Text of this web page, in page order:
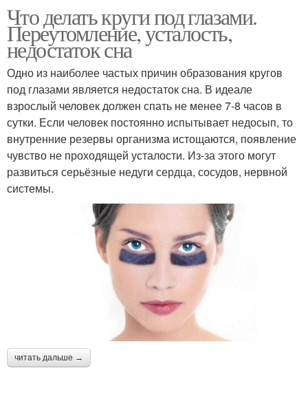
Что делать круги под глазами.
Переутомление, усталость,
недостаток сна
Одно из наиболее частых причин образования кругов
под глазами является недостаток сна. В идеале
взрослый человек должен спать не менее 7-8 часов в
сутки. Если человек постоянно испытывает недосып, то
внутренние резервы организма истощаются, появление
чувство не проходящей усталости. Из-за этого могут
развиться серьёзные недуги сердца, сосудов, нервной
системы.
читать дальше →